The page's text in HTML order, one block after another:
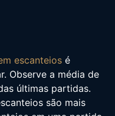
escanteios é
Observe a média de
últimas partidas.
são mais